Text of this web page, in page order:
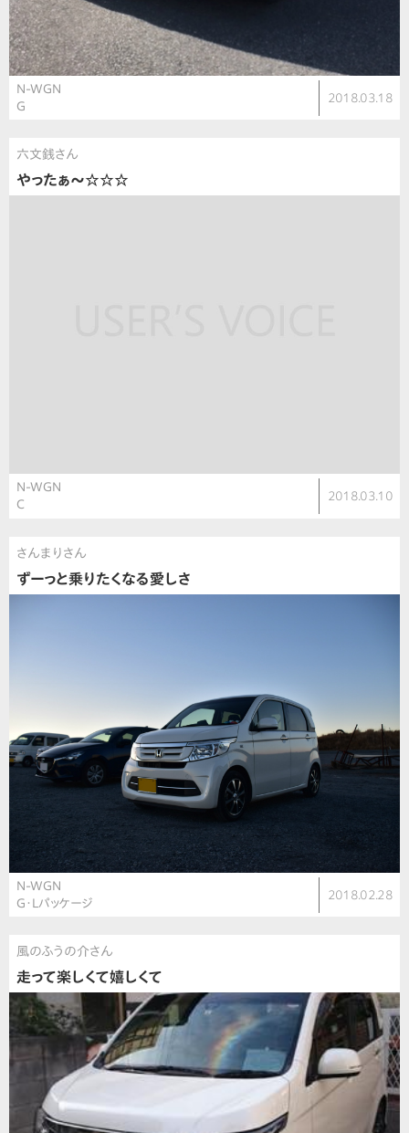
N-WGN
G
2018.03.18
六文銭さん
やったぁ〜☆☆☆
N-WGN
C
2018.03.10
さんまりさん
ずーっと乗りたくなる愛しさ
N-WGN
G・Lパッケージ
2018.02.28
風のふうの介さん
走って楽しくて嬉しくて